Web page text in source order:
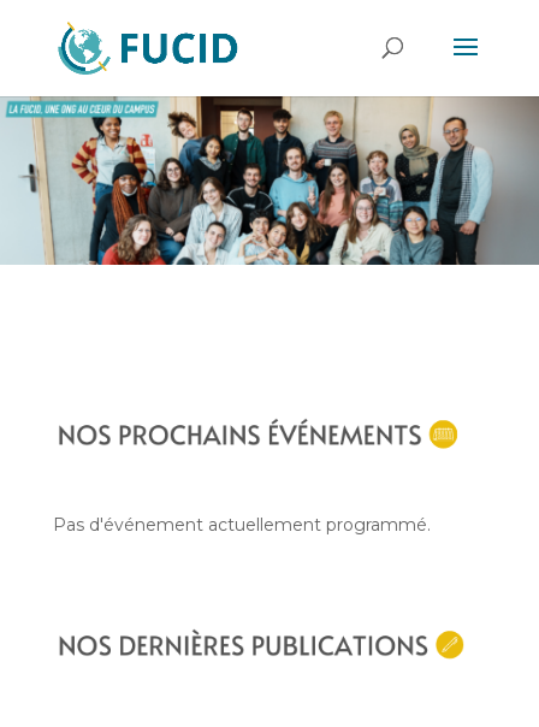
Pas d'événement actuellement programmé.